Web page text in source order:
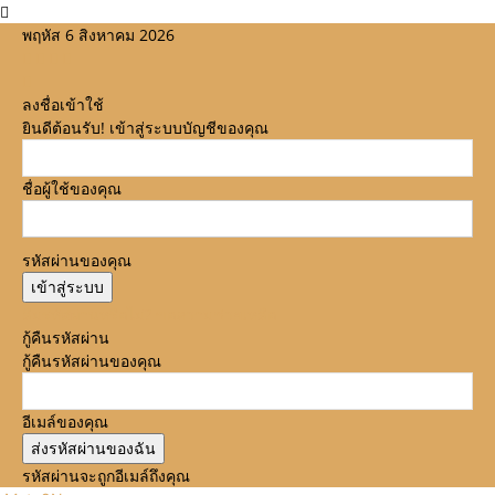
พฤหัส 6 สิงหาคม 2026
ลงชื่อเข้าใช้
ยินดีต้อนรับ! เข้าสู่ระบบบัญชีของคุณ
ชื่อผู้ใช้ของคุณ
รหัสผ่านของคุณ
กู้คืนรหัสผ่าน
กู้คืนรหัสผ่านของคุณ
อีเมล์ของคุณ
รหัสผ่านจะถูกอีเมล์ถึงคุณ